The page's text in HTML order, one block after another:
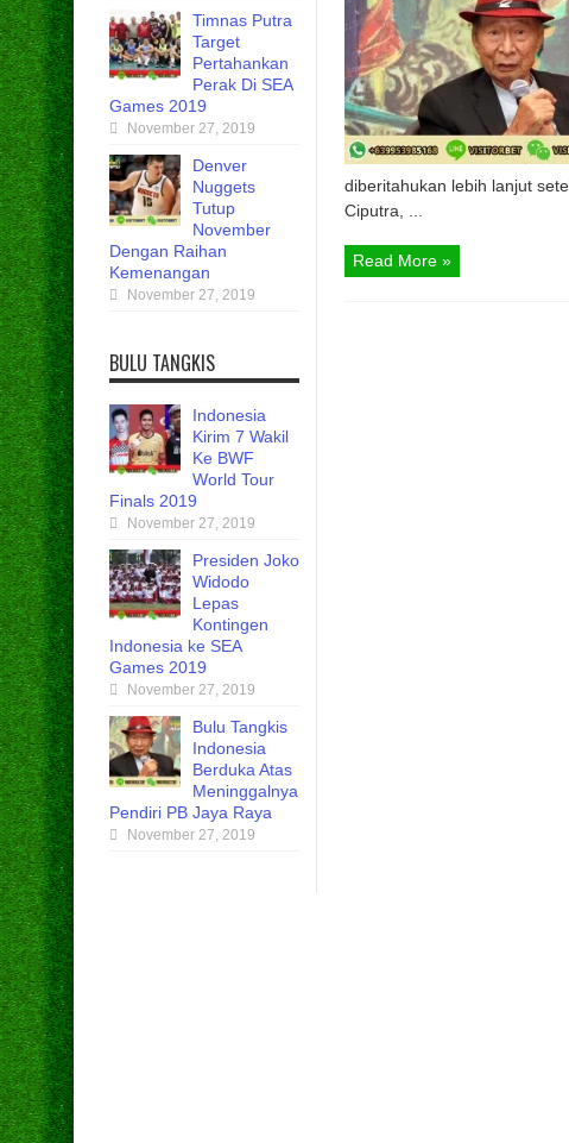
diberitahukan lebih lanjut
Ciputra, ...
Read More »
Timnas Putra
Target
Pertahankan
Perak Di SEA
Games 2019
November 27, 2019
Denver
Nuggets
Tutup
November
Dengan Raihan
Kemenangan
November 27, 2019
BULU TANGKIS
Indonesia
Kirim 7 Wakil
Ke BWF
World Tour
Finals 2019
November 27, 2019
Presiden Joko
Widodo
Lepas
Kontingen
Indonesia ke SEA
Games 2019
November 27, 2019
Bulu Tangkis
Indonesia
Berduka Atas
Meninggalnya
Pendiri PB Jaya Raya
November 27, 2019